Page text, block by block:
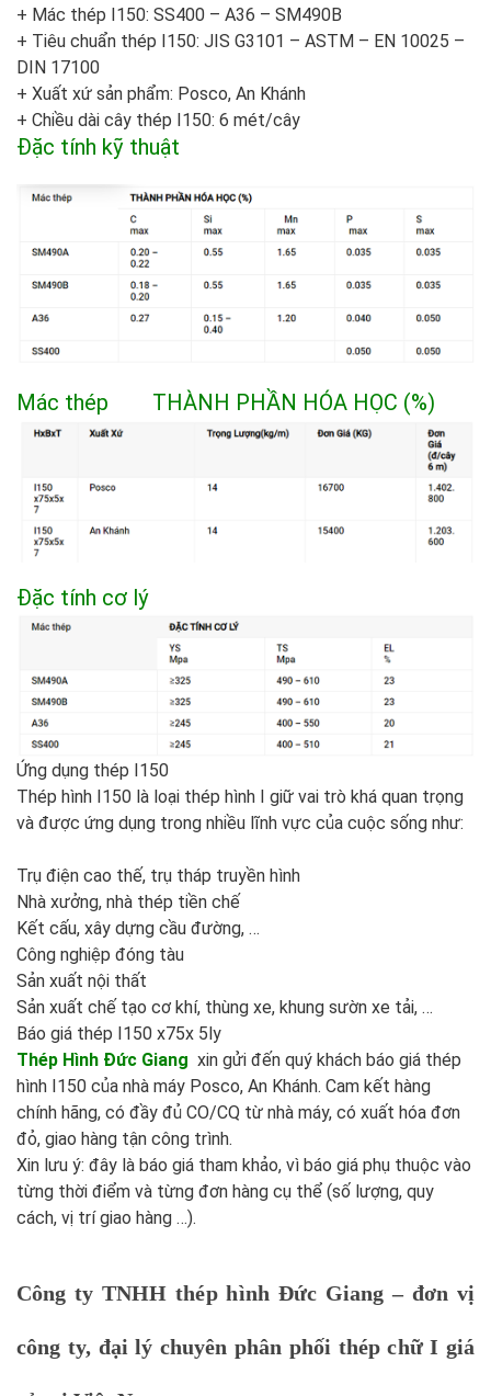
+ Mác thép I150: SS400 – A36 – SM490B
+ Tiêu chuẩn thép I150: JIS G3101 – ASTM – EN 10025 –
DIN 17100
+ Xuất xứ sản phẩm: Posco, An Khánh
+ Chiều dài cây thép I150: 6 mét/cây
Đặc tính kỹ thuật
Mác thép THÀNH PHẦN HÓA HỌC (%)
Đặc tính cơ lý
Ứng dụng thép I150
Thép hình I150 là loại thép hình I giữ vai trò khá quan trọng
và được ứng dụng trong nhiều lĩnh vực của cuộc sống như:
Trụ điện cao thế, trụ tháp truyền hình
Nhà xưởng, nhà thép tiền chế
Kết cấu, xây dựng cầu đường, …
Công nghiệp đóng tàu
Sản xuất nội thất
Sản xuất chế tạo cơ khí, thùng xe, khung sườn xe tải, …
Báo giá thép I150 x75x 5ly
Thép Hình Đức Giang xin gửi đến quý khách báo giá thép
hình I150 của nhà máy Posco, An Khánh. Cam kết hàng
chính hãng, có đầy đủ CO/CQ từ nhà máy, có xuất hóa đơn
đỏ, giao hàng tận công trình.
Xin lưu ý: đây là báo giá tham khảo, vì báo giá phụ thuộc vào
từng thời điểm và từng đơn hàng cụ thể (số lượng, quy
cách, vị trí giao hàng …).
Công ty TNHH thép hình Đức Giang – đơn vị
công ty, đại lý chuyên phân phối thép chữ I giá